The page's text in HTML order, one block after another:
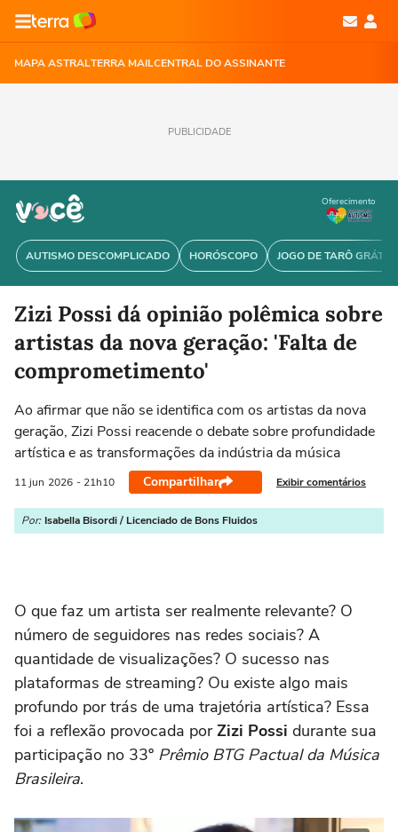
MAPA ASTRALTERRA MAILCENTRAL DO ASSINANTE
PUBLICIDADE
AUTISMO DESCOMPLICADO HORÓSCOPO JOGO DE TARÔ GRÁTIS
Oferecimento
Zizi Possi dá opinião polêmica sobre
artistas da nova geração: 'Falta de
comprometimento'
Ao afirmar que não se identifica com os artistas da nova
geração, Zizi Possi reacende o debate sobre profundidade
artística e as transformações da indústria da música
11 jun 2026 - 21h10 Compartilhar Exibir comentários
Por: Isabella Bisordi / Licenciado de Bons Fluidos
O que faz um artista ser realmente relevante? O
número de seguidores nas redes sociais? A
quantidade de visualizações? O sucesso nas
plataformas de streaming? Ou existe algo mais
profundo por trás de uma trajetória artística? Essa
foi a reflexão provocada porZizi Possi durante sua
participação no 33º Prêmio BTG Pactual da Música
Brasileira.